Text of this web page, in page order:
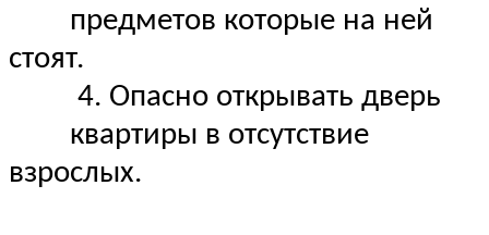
предметов которые на ней
стоят.
4. Опасно открывать дверь
квартиры в отсутствие
взрослых.